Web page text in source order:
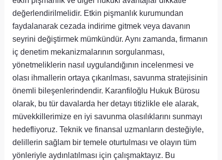
değerlendirilmelidir. Etkin pişmanlık kurumundan
faydalanarak cezada indirime gitmek veya davanın
seyrini değiştirmek mümkündür. Aynı zamanda, firmanın
iç denetim mekanizmalarının sorgulanması,
yönetmeliklerin nasıl uygulandığının incelenmesi ve
olası ihmallerin ortaya çıkarılması, savunma stratejisinin
önemli bileşenlerindendir. Karanfiloğlu Hukuk Bürosu
olarak, bu tür davalarda her detayı titizlikle ele alarak,
müvekkillerimize en iyi savunma olasılıklarını sunmayı
hedefliyoruz. Teknik ve finansal uzmanların desteğiyle,
delillerin sağlam bir temele oturtulması ve olayın tüm
yönleriyle aydınlatılması için çalışmaktayız. Bu